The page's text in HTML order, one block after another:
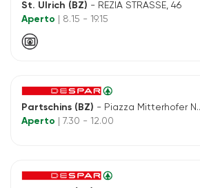
St. Ulrich (BZ) - REZIA STRASSE, 46
Aperto
| 8.15 - 19.15
Partschins (BZ) - Piazza Mitterhofer N.4/6
Aperto
| 7.30 - 12.00